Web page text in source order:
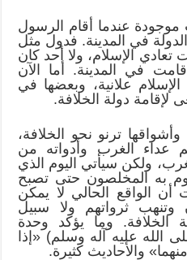
عندما أقام الرسول
في المدينة. فدول مثل
الإسلام، ولا أحد كان
في المدينة. أما الآن
علانية، وبعضها في
دولة الخلافة.
ترنو نحو الخلافة،
عداء الغرب وأدواته من
ولكن سيأتي اليوم الذي
به المخلصون حتى تصبح
أن الواقع الحالي لا يمكن
وتنهب ثرواتهم ولا سبيل
الخلافة. وما يؤكد وحدة
الله عليه آله وسلم) «إذا
والأحاديث كثيرة.